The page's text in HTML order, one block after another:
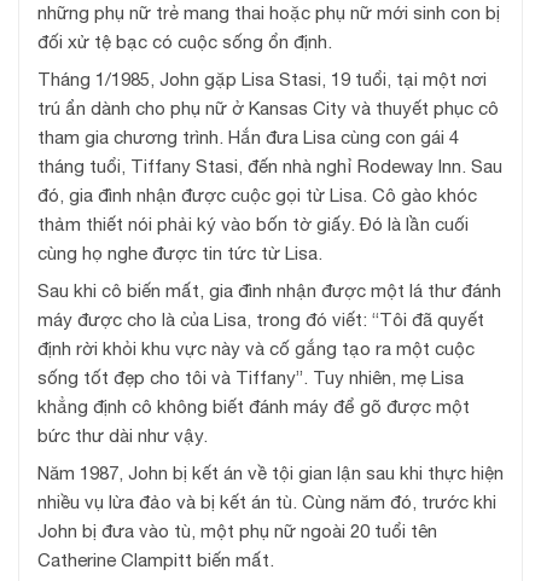
những phụ nữ trẻ mang thai hoặc phụ nữ mới sinh con bị
đối xử tệ bạc có cuộc sống ổn định.
Tháng 1/1985, John gặp Lisa Stasi, 19 tuổi, tại một nơi
trú ẩn dành cho phụ nữ ở Kansas City và thuyết phục cô
tham gia chương trình. Hắn đưa Lisa cùng con gái 4
tháng tuổi, Tiffany Stasi, đến nhà nghỉ Rodeway Inn. Sau
đó, gia đình nhận được cuộc gọi từ Lisa. Cô gào khóc
thảm thiết nói phải ký vào bốn tờ giấy. Đó là lần cuối
cùng họ nghe được tin tức từ Lisa.
Sau khi cô biến mất, gia đình nhận được một lá thư đánh
máy được cho là của Lisa, trong đó viết: “Tôi đã quyết
định rời khỏi khu vực này và cố gắng tạo ra một cuộc
sống tốt đẹp cho tôi và Tiffany”. Tuy nhiên, mẹ Lisa
khẳng định cô không biết đánh máy để gõ được một
bức thư dài như vậy.
Năm 1987, John bị kết án về tội gian lận sau khi thực hiện
nhiều vụ lừa đảo và bị kết án tù. Cùng năm đó, trước khi
John bị đưa vào tù, một phụ nữ ngoài 20 tuổi tên
Catherine Clampitt biến mất.